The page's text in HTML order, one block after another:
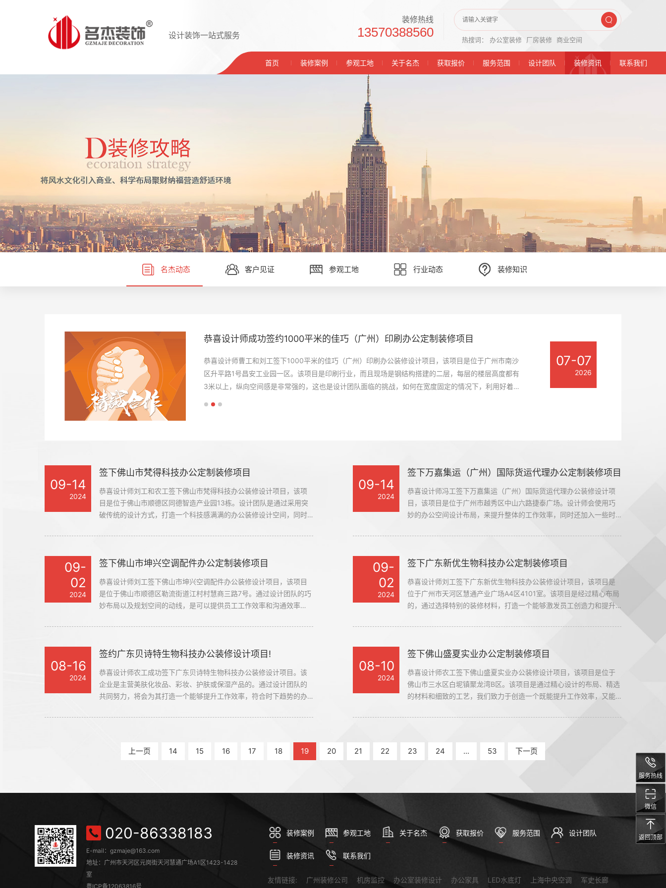
设计装饰一站式服务
装修热线
13570388560 热搜词： 办公室装修 厂房装修 商业空间
首页 装修案例 参观工地 关于名杰 获取报价 服务范围 设计团队 装修资讯 联系我们
名杰动态 客户见证 参观工地 行业动态 装修知识
报告~恭喜设计师成功签约佛山市顺德区焯志包装印刷办公定制装修项目
恭喜设计师李工和邓工签下佛山市顺德区焯志包装印刷办公装修设计项目，该项目是位于佛山市顺德区
勒流万洋众创城3栋。该项目是包装行业，设计感是其重点关注的地方，因此需要设计团队拿出十二分的
设计实力，来规划好这个新办公室装修设计空间，为客户打造出一个实用且时尚的办公室装修设计空
06-16
2026
5000平米的斯柏美（广州）科技办公定制装修项目，轻松拿下
恭喜设计师李工签下5000平米的斯柏美（广州）科技办公装修设计项目，该项目是位于广州市黄埔区
S117(开创大道)云埔壹号科创园。该项目是牙科行业，设计团队使用现代科技的风格为客户打造出一个
独特且实用的办公室装修设计空间。该空间层高也是足够高的，利用钢结构搭建二层也是非常有必要
07-07
2026
恭喜设计师成功签约1000平米的佳巧（广州）印刷办公定制装修项目
恭喜设计师曹工和刘工签下1000平米的佳巧（广州）印刷办公装修设计项目，该项目是位于广州市南沙
区升平路1号昌安工业园一区。该项目是印刷行业，而且现场是钢结构搭建的二层，每层的楼层高度都有
3米以上，纵向空间感是非常强的，这也是设计团队面临的挑战，如何在宽度固定的情况下，利用好着层
07-07
2026
报告~恭喜设计师成功签约佛山市顺德区焯志包装印刷办公定制装修项目
恭喜设计师李工和邓工签下佛山市顺德区焯志包装印刷办公装修设计项目，该项目是位于佛山市顺德区
勒流万洋众创城3栋。该项目是包装行业，设计感是其重点关注的地方，因此需要设计团队拿出十二分的
设计实力，来规划好这个新办公室装修设计空间，为客户打造出一个实用且时尚的办公室装修设计空
06-16
2026
5000平米的斯柏美（广州）科技办公定制装修项目，轻松拿下
恭喜设计师李工签下5000平米的斯柏美（广州）科技办公装修设计项目，该项目是位于广州市黄埔区
S117(开创大道)云埔壹号科创园。该项目是牙科行业，设计团队使用现代科技的风格为客户打造出一个
独特且实用的办公室装修设计空间。该空间层高也是足够高的，利用钢结构搭建二层也是非常有必要
07-07
2026
09-14
2024
签下佛山市梵得科技办公定制装修项目
恭喜设计师刘工和农工签下佛山市梵得科技办公装修设计项目，该项
目是位于佛山市顺德区同德智造产业园13栋。设计团队是通过采用突
破传统的设计方式，打造一个科技感满满的办公装修设计空间，同时
几分智能科技感。#广州办公室装修设计公司#
09-14
2024
签下万嘉集运（广州）国际货运代理办公定制装修项目
恭喜设计师冯工签下万嘉集运（广州）国际货运代理办公装修设计项
目，该项目是位于广州市越秀区中山六路捷泰广场。设计师会使用巧
妙的办公空间设计布局，来提升整体的工作效率，同时还加入一些时
09-
02
2024
签下佛山市坤兴空调配件办公定制装修项目
恭喜设计师刘工签下佛山市坤兴空调配件办公装修设计项目，该项目
是位于佛山市顺德区勒流街道江村村慧商三路7号。通过设计团队的巧
妙布局以及规划空间的动线，是可以提供员工工作效率和沟通效率
设计风格。
09-
02
2024
签下广东新优生物科技办公定制装修项目
恭喜设计师刘工签下广东新优生物科技办公装修设计项目，该项目是
位于广州市天河区慧通产业广场A4区4101室。该项目是经过精心布局
的，通过选择特别的装修材料，打造一个能够激发员工创造力和提升
08-16
2024
签约广东贝诗特生物科技办公装修设计项目!
恭喜设计师农工成功签下广东贝诗特生物科技办公装修设计项目。该
企业是主营美肤化妆品、彩妆、护肤或保湿产品的。通过设计团队的
共同努力，将会为其打造一个能够提升工作效率，符合时下趋势的办
08-10
2024
签下佛山盛夏实业办公定制装修项目
恭喜设计师农工签下佛山盛夏实业办公装修设计项目，该项目是位于
佛山市三水区白坭镇聚龙湾B区。该项目是通过精心设计的布局、精选
的材料和细致的工艺，我们致力于创造一个既能提升工作效率，又能
盛夏实业的品牌理念和企业文化。
上一页 14 15 16 17 18 19 20 21 22 23 24 ... 53 下一页
020-86338183
E-mail：gzmaje@163.com
地址：广州市天河区元岗街天河慧通广场A1区1423-1428
室
粤ICP备12063816号
装修案例 参观工地 关于名杰 获取报价 服务范围 设计团队
装修资讯 联系我们
友情链接: 广州装修公司 机房监控 办公室装修设计 办公家具 LED水底灯 上海中央空调 军史长廊
服务热线
微信
返回顶部